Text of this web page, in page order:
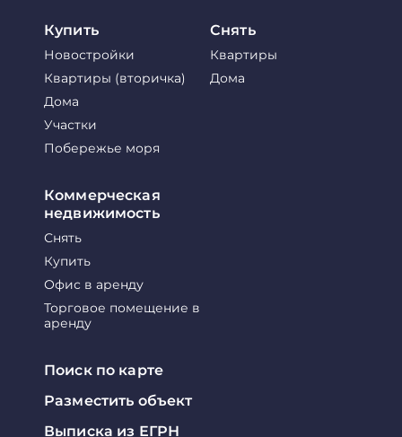
Купить
Новостройки
Квартиры (вторичка)
Дома
Участки
Побережье моря
Снять
Квартиры
Дома
Коммерческая
недвижимость
Снять
Купить
Офис в аренду
Торговое помещение в
аренду
Поиск по карте
Разместить объект
Выписка из ЕГРН